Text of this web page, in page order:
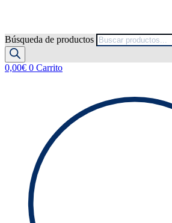
Búsqueda de productos
0,00€ 0 Carrito